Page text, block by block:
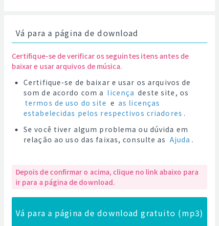
Vá para a página de download
Certifique-se de verificar os seguintes itens antes de
baixar e usar arquivos de música.
Certifique-se de baixar e usar os arquivos de
som de acordo com a licença deste site, os
termos de uso do site e as licenças
estabelecidas pelos respectivos criadores .
Se você tiver algum problema ou dúvida em
relação ao uso das faixas, consulte as Ajuda .
Depois de confirmar o acima, clique no link abaixo para
ir para a página de download.
Vá para a página de download gratuito (mp3)